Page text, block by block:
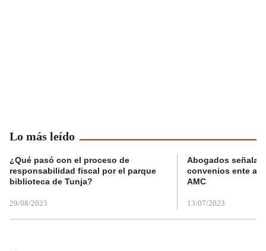
Lo más leído
¿Qué pasó con el proceso de
responsabilidad fiscal por el parque
biblioteca de Tunja?
29/08/2023
Abogados
convenios ente
AMC
13/07/2023